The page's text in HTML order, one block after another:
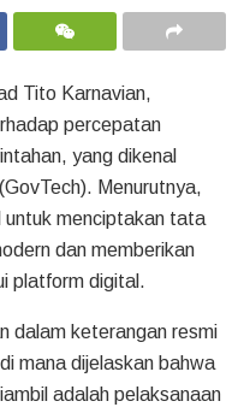
Tito Karnavian,
percepatan
yang dikenal
Menurutnya,
untuk menciptakan tata
dan memberikan
platform digital.
dalam keterangan resmi
mana dijelaskan bahwa
adalah pelaksanaan